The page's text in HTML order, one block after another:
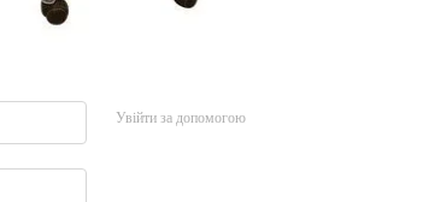
Увійти за допомогою